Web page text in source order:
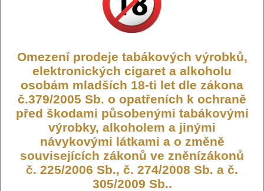
Smoktech LP1 žhavicí hlava Meshed
Žhavicí hlavy LP1 Meshed o odporu 0,9ohm pro e-cigarety
Smoktech Novo 4 a Nfix Pro
Výrobce:
Smoktech
COIL-SMOK-LP1-MESH-09
Dostupnost: Skladem
Počet ks:
74 ks
Omezení prodeje tabákových výrobků,
elektronických cigaret a alkoholu
osobám mladších 18-ti let dle zákona
č.379/2005 Sb. o opatřeních k ochraně
před škodami působenými tabákovými
výrobky, alkoholem a jinými
návykovými látkami a o změně
souvisejících zákonů ve zněnízákonů
č. 225/2006 Sb., č. 274/2008 Sb. a č.
305/2009 Sb..